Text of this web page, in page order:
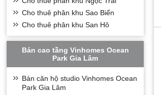
Cho thuê phân khu Sao Biển
Cho thuê phân khu San Hô
Bán cao tầng Vinhomes Ocean
Park Gia Lâm
Bán căn hộ studio Vinhomes Ocean
Park Gia Lâm